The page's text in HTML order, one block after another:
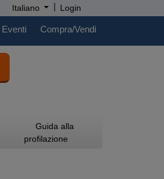
Italiano | Login
Eventi Compra/Vendi
Guida alla
profilazione